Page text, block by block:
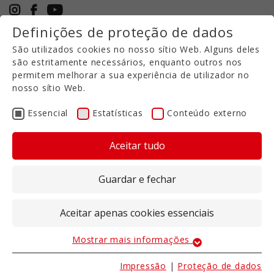
+49 5971 94632-0
PT
Curabitur non nulla sit
Definições de proteção de dados
São utilizados cookies no nosso sítio Web. Alguns deles
são estritamente necessários, enquanto outros nos
permitem melhorar a sua experiência de utilizador no
nosso sítio Web.
Essencial Estatísticas Conteúdo externo
Aceitar tudo
Guardar e fechar
Aceitar apenas cookies essenciais
Os cookies essenciais são necessários para as
Mostrar mais informações
Impressão | Proteção de dados